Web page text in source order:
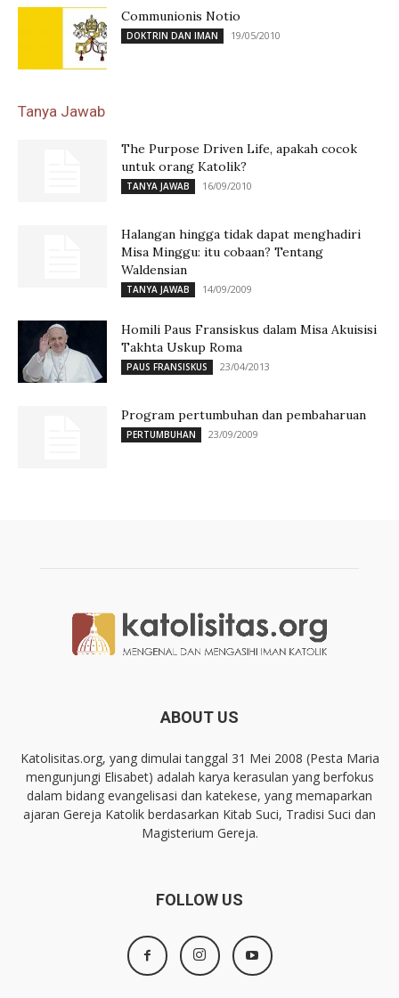
Communionis Notio
DOKTRIN DAN IMAN 19/05/2010
Tanya Jawab
The Purpose Driven Life, apakah cocok
untuk orang Katolik?
TANYA JAWAB 16/09/2010
Halangan hingga tidak dapat menghadiri
Misa Minggu: itu cobaan? Tentang
Waldensian
TANYA JAWAB 14/09/2009
Homili Paus Fransiskus dalam Misa Akuisisi
Takhta Uskup Roma
PAUS FRANSISKUS 23/04/2013
Program pertumbuhan dan pembaharuan
PERTUMBUHAN 23/09/2009
ABOUT US
Katolisitas.org, yang dimulai tanggal 31 Mei 2008 (Pesta Maria
mengunjungi Elisabet) adalah karya kerasulan yang berfokus
dalam bidang evangelisasi dan katekese, yang memaparkan
ajaran Gereja Katolik berdasarkan Kitab Suci, Tradisi Suci dan
Magisterium Gereja.
FOLLOW US